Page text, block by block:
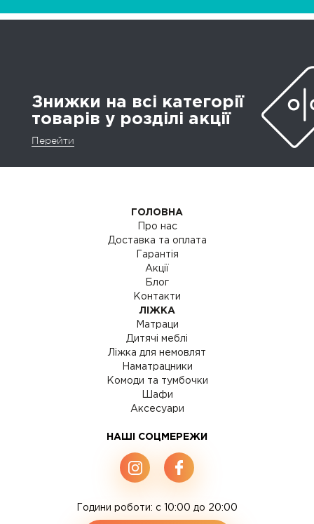
Знижки на всі категорії
товарів у розділі акції
Перейти
ГОЛОВНА
Про нас
Доставка та оплата
Гарантія
Акції
Блог
Контакти
ЛІЖКА
Матраци
Дитячі меблі
Ліжка для немовлят
Наматрацники
Комоди та тумбочки
Шафи
Аксесуари
НАШІ СОЦМЕРЕЖИ
Години роботи: c 10:00 до 20:00